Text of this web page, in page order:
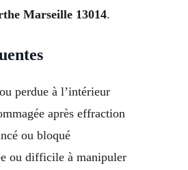
Marseille 13014.
perdue à l’intérieur
après effraction
ou bloqué
ou difficile à manipuler